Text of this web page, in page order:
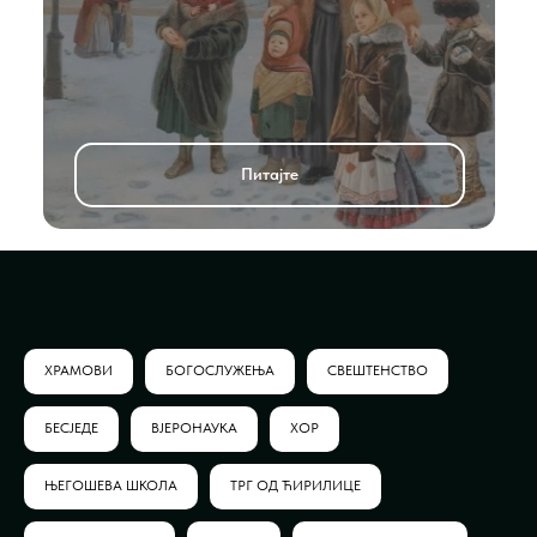
Питајте
ХРАМОВИ БОГОСЛУЖЕЊА СВЕШТЕНСТВО
БЕСЈЕДЕ ВЈЕРОНАУКА ХОР
ЊЕГОШЕВА ШКОЛА ТРГ ОД ЋИРИЛИЦЕ